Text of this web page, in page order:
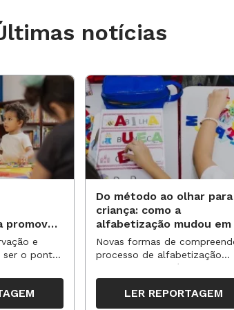
notícias
promover
e
ser o ponto
no
Do método ao olhar para
criança: como a
alfabetização mudou em
anos?
Novas formas de
processo de alfabetização
influenciaram políticas e
práticas, transformando o
da leitura e da escrita
LER REPORTAGEM